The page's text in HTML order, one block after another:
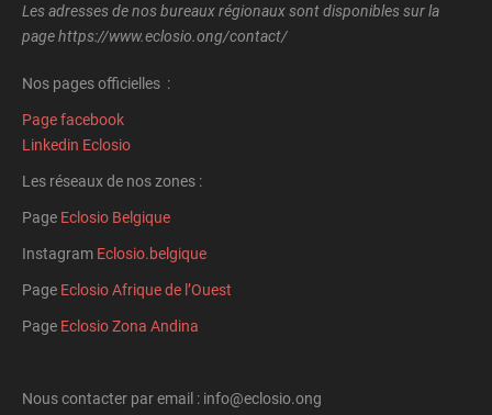
Les adresses de nos bureaux régionaux sont disponibles sur la
page https://www.eclosio.ong/contact/
Nos pages officielles :
Page facebook
Linkedin Eclosio
Les réseaux de nos zones :
Page Eclosio Belgique
Instagram Eclosio.belgique
Page Eclosio Afrique de l’Ouest
Page Eclosio Zona Andina
Nous contacter par email : info@eclosio.ong